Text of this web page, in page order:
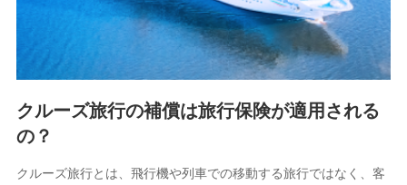
クルーズ旅行の補償は旅行保険が適用される
の？
クルーズ旅行とは、飛行機や列車での移動する旅行ではなく、客